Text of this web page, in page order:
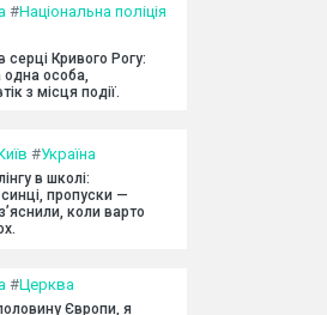
#Національна поліція
серці Кривого Рогу:
особа,
з місця події.
#Україна
в школі:
пропуски —
коли варто
#Церква
Європи, я